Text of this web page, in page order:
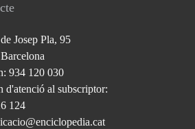
Josep Pla, 95
934 120 030
d'atenció al subscriptor:
124